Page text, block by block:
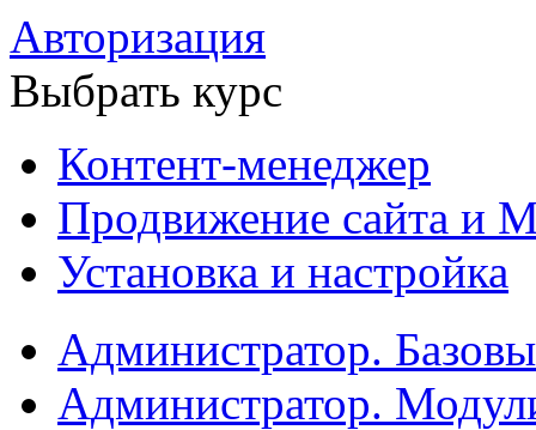
Авторизация
Выбрать курс
Контент-менеджер
Продвижение сайта и
Установка и настройка
Администратор.
Администратор.